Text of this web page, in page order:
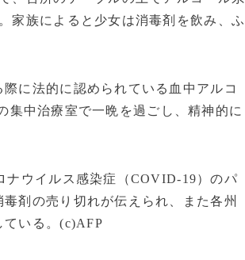
家族によると少女は消毒剤を飲み、ふ
に法的に認められている血中アルコ
集中治療室で一晩を過ごし、精神的に
ウイルス感染症（COVID-19）のパ
剤の売り切れが伝えられ、また各州
ている。(c)AFP